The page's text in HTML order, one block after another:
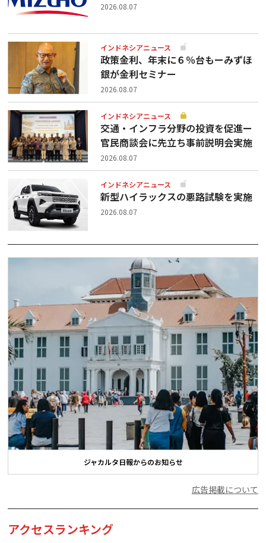
2026.08.07
インドネシアニュース
政策金利、年末に６％台もーみずほ
銀が金利セミナー
2026.08.07
インドネシアニュース
交通・インフラ分野の投資を促進ー
官民商談会に先立ち事前説明会実施
2026.08.07
インドネシアニュース
新型ハイラックスの悪路試験を実施
2026.08.07
ジャカルタ日報からのお知らせ
広告掲載について
アクセスランキング